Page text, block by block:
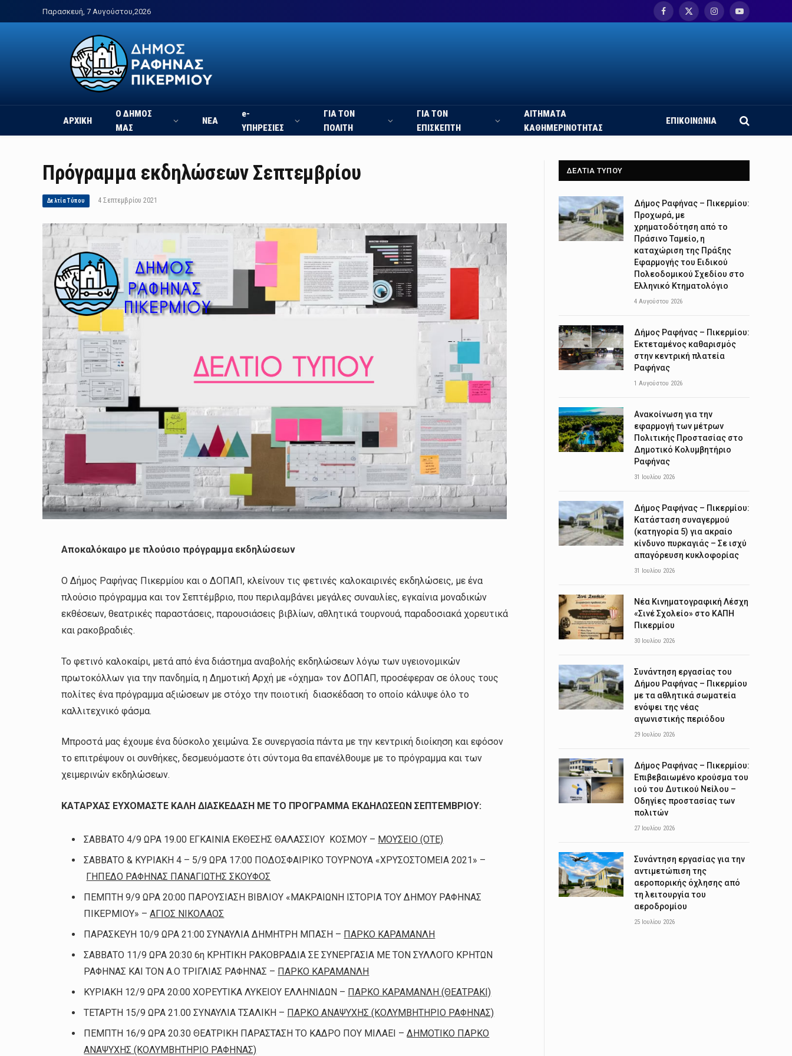
Παρασκευή, 7 Αυγούστου,2026
Facebook
X
InstagramYouTube
ΑΡΧΙΚΗ
Ο ΔΗΜΟΣ
ΜΑΣ
ΝΕΑ
e-
ΥΠΗΡΕΣΙΕΣ
ΓΙΑ ΤΟΝ
ΠΟΛΙΤΗ
ΓΙΑ ΤΟΝ
ΕΠΙΣΚΕΠΤΗ
ΑΙΤΗΜΑΤΑ
ΚΑΘΗΜΕΡΙΝΟΤΗΤΑΣ
ΕΠΙΚΟΙΝΩΝΙΑ
Πρόγραμμα εκδηλώσεων Σεπτεμβρίου
Δελτία Τύπου 4 Σεπτεμβρίου 2021
Αποκαλόκαιρο με πλούσιο πρόγραμμα εκδηλώσεων
Ο Δήμος Ραφήνας Πικερμίου και ο ΔΟΠΑΠ, κλείνουν τις φετινές καλοκαιρινές εκδηλώσεις, με ένα
πλούσιο πρόγραμμα και τον Σεπτέμβριο, που περιλαμβάνει μεγάλες συναυλίες, εγκαίνια μοναδικών
εκθέσεων, θεατρικές παραστάσεις, παρουσιάσεις βιβλίων, αθλητικά τουρνουά, παραδοσιακά χορευτικά
και ρακοβραδιές.
Το φετινό καλοκαίρι, μετά από ένα διάστημα αναβολής εκδηλώσεων λόγω των υγειονομικών
πρωτοκόλλων για την πανδημία, η Δημοτική Αρχή με «όχημα» τον ΔΟΠΑΠ, προσέφεραν σε όλους τους
πολίτες ένα πρόγραμμα αξιώσεων με στόχο την ποιοτική διασκέδαση το οποίο κάλυψε όλο το
καλλιτεχνικό φάσμα.
Μπροστά μας έχουμε ένα δύσκολο χειμώνα. Σε συνεργασία πάντα με την κεντρική διοίκηση και εφόσον
το επιτρέψουν οι συνθήκες, δεσμευόμαστε ότι σύντομα θα επανέλθουμε με το πρόγραμμα και των
χειμερινών εκδηλώσεων.
ΚΑΤΑΡΧΑΣ ΕΥΧΟΜΑΣΤΕ ΚΑΛΗ ΔΙΑΣΚΕΔΑΣΗ ΜΕ ΤΟ ΠΡΟΓΡΑΜΜΑ ΕΚΔΗΛΩΣΕΩΝ ΣΕΠΤΕΜΒΡΙΟΥ:
ΣΑΒΒΑΤΟ 4/9 ΩΡΑ 19.00 ΕΓΚΑΙΝΙΑ ΕΚΘΕΣΗΣ ΘΑΛΑΣΣΙΟΥ ΚΟΣΜΟΥ – ΜΟΥΣΕΙΟ (ΟΤΕ)
ΣΑΒΒΑΤΟ & ΚΥΡΙΑΚΗ 4 – 5/9 ΩΡΑ 17:00 ΠΟΔΟΣΦΑΙΡΙΚΟ ΤΟΥΡΝΟΥΑ «ΧΡΥΣΟΣΤΟΜΕΙΑ 2021» –
ΓΗΠΕΔΟ ΡΑΦΗΝΑΣ ΠΑΝΑΓΙΩΤΗΣ ΣΚΟΥΦΟΣ
ΠΕΜΠΤΗ 9/9 ΩΡΑ 20:00 ΠΑΡΟΥΣΙΑΣΗ ΒΙΒΛΙΟΥ «ΜΑΚΡΑΙΩΝΗ ΙΣΤΟΡΙΑ ΤΟΥ ΔΗΜΟΥ ΡΑΦΗΝΑΣ
ΠΙΚΕΡΜΙΟΥ» –ΑΓΙΟΣ ΝΙΚΟΛΑΟΣ
ΠΑΡΑΣΚΕΥΗ 10/9 ΩΡΑ 21:00 ΣΥΝΑΥΛΙΑ ΔΗΜΗΤΡΗ ΜΠΑΣΗ – ΠΑΡΚΟ ΚΑΡΑΜΑΝΛΗ
ΣΑΒΒΑΤΟ 11/9 ΩΡΑ 20:30 6η ΚΡΗΤΙΚΗ ΡΑΚΟΒΡΑΔΙΑ ΣΕ ΣΥΝΕΡΓΑΣΙΑ ΜΕ ΤΟΝ ΣΥΛΛΟΓΟ ΚΡΗΤΩΝ
ΡΑΦΗΝΑΣ ΚΑΙ ΤΟΝ Α.Ο ΤΡΙΓΛΙΑΣ ΡΑΦΗΝΑΣ – ΠΑΡΚΟ ΚΑΡΑΜΑΝΛΗ
ΚΥΡΙΑΚΗ 12/9 ΩΡΑ 20:00 ΧΟΡΕΥΤΙΚΑ ΛΥΚΕΙΟΥ ΕΛΛΗΝΙΔΩΝ – ΠΑΡΚΟ ΚΑΡΑΜΑΝΛΗ (ΘΕΑΤΡΑΚΙ)
ΤΕΤΑΡΤΗ 15/9 ΩΡΑ 21.00 ΣΥΝΑΥΛΙΑ ΤΣΑΛΙΚΗ – ΠΑΡΚΟ ΑΝΑΨΥΧΗΣ (ΚΟΛΥΜΒΗΤΗΡΙΟ ΡΑΦΗΝΑΣ)
ΠΕΜΠΤΗ 16/9 ΩΡΑ 20.30 ΘΕΑΤΡΙΚΗ ΠΑΡΑΣΤΑΣΗ ΤΟ ΚΑΔΡΟ ΠΟΥ ΜΙΛΑΕΙ –ΔΗΜΟΤΙΚΟ ΠΑΡΚΟ
ΑΝΑΨΥΧΗΣ (ΚΟΛΥΜΒΗΤΗΡΙΟ ΡΑΦΗΝΑΣ)
ΔΕΛΤΙΑ ΤΥΠΟΥ
Δήμος Ραφήνας – Πικερμίου:
Προχωρά, με
χρηματοδότηση από το
Πράσινο Ταμείο, η
καταχώριση της Πράξης
Εφαρμογής του Ειδικού
Πολεοδομικού Σχεδίου στο
Ελληνικό Κτηματολόγιο
4 Αυγούστου 2026
Δήμος Ραφήνας – Πικερμίου:
Εκτεταμένος καθαρισμός
στην κεντρική πλατεία
Ραφήνας
1 Αυγούστου 2026
Ανακοίνωση για την
εφαρμογή των μέτρων
Πολιτικής Προστασίας στο
Δημοτικό Κολυμβητήριο
Ραφήνας
31 Ιουλίου 2026
Δήμος Ραφήνας – Πικερμίου:
Κατάσταση συναγερμού
(κατηγορία 5) για ακραίο
κίνδυνο πυρκαγιάς – Σε ισχύ
απαγόρευση κυκλοφορίας
31 Ιουλίου 2026
Νέα Κινηματογραφική Λέσχη
«Σινέ Σχολείο» στο ΚΑΠΗ
Πικερμίου
30 Ιουλίου 2026
Συνάντηση εργασίας του
Δήμου Ραφήνας – Πικερμίου
με τα αθλητικά σωματεία
ενόψει της νέας
αγωνιστικής περιόδου
29 Ιουλίου 2026
Δήμος Ραφήνας – Πικερμίου:
Επιβεβαιωμένο κρούσμα του
ιού του Δυτικού Νείλου –
Οδηγίες προστασίας των
πολιτών
27 Ιουλίου 2026
Συνάντηση εργασίας για την
αντιμετώπιση της
αεροπορικής όχλησης από
τη λειτουργία του
αεροδρομίου
25 Ιουλίου 2026